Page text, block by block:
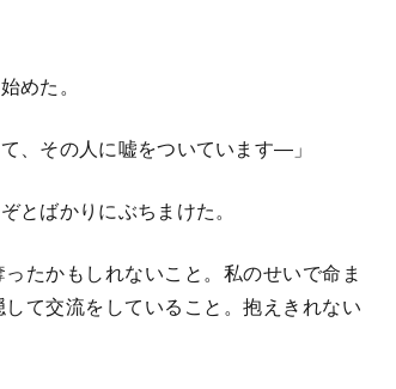
めた。
その人に嘘をついています―」
ばかりにぶちまけた。
たかもしれないこと。私のせいで命ま
て交流をしていること。抱えきれない